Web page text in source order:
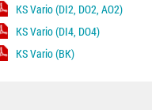
KS Vario (DI2, DO2, AO2)
KS Vario (DI4, DO4)
KS Vario (BK)